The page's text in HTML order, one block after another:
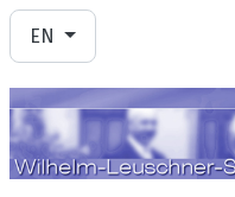
Select your language
EN